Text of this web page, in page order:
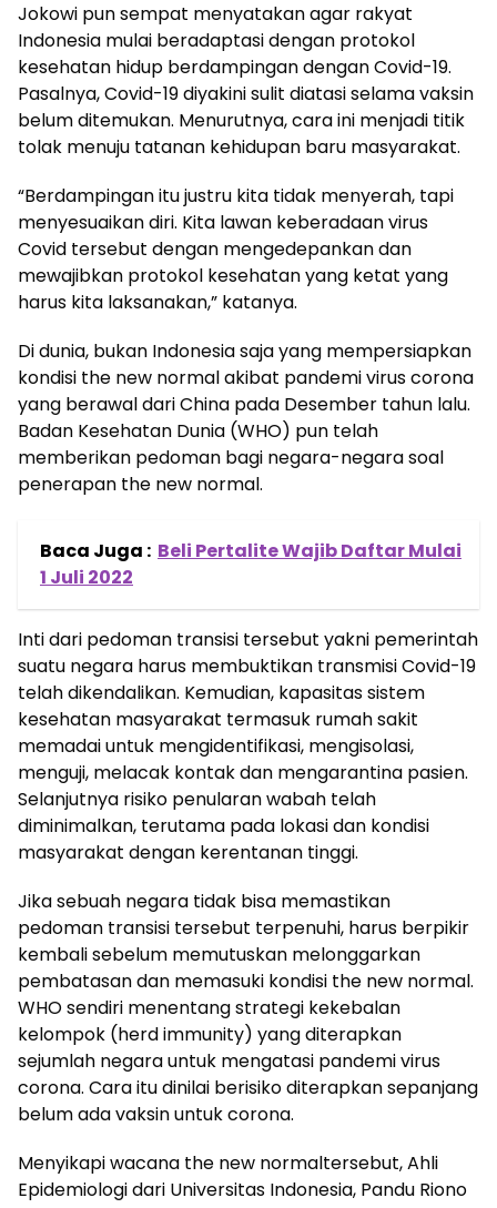
Jokowi pun sempat menyatakan agar rakyat
Indonesia mulai beradaptasi dengan protokol
kesehatan hidup berdampingan dengan Covid-19.
Pasalnya, Covid-19 diyakini sulit diatasi selama vaksin
belum ditemukan. Menurutnya, cara ini menjadi titik
tolak menuju tatanan kehidupan baru masyarakat.
“Berdampingan itu justru kita tidak menyerah, tapi
menyesuaikan diri. Kita lawan keberadaan virus
Covid tersebut dengan mengedepankan dan
mewajibkan protokol kesehatan yang ketat yang
harus kita laksanakan,” katanya.
Di dunia, bukan Indonesia saja yang mempersiapkan
kondisi the new normal akibat pandemi virus corona
yang berawal dari China pada Desember tahun lalu.
Badan Kesehatan Dunia (WHO) pun telah
memberikan pedoman bagi negara-negara soal
penerapan the new normal.
Baca Juga : Beli Pertalite Wajib Daftar Mulai
1 Juli 2022
Inti dari pedoman transisi tersebut yakni pemerintah
suatu negara harus membuktikan transmisi Covid-19
telah dikendalikan. Kemudian, kapasitas sistem
kesehatan masyarakat termasuk rumah sakit
memadai untuk mengidentifikasi, mengisolasi,
menguji, melacak kontak dan mengarantina pasien.
Selanjutnya risiko penularan wabah telah
diminimalkan, terutama pada lokasi dan kondisi
masyarakat dengan kerentanan tinggi.
Jika sebuah negara tidak bisa memastikan
pedoman transisi tersebut terpenuhi, harus berpikir
kembali sebelum memutuskan melonggarkan
pembatasan dan memasuki kondisi the new normal.
WHO sendiri menentang strategi kekebalan
kelompok (herd immunity) yang diterapkan
sejumlah negara untuk mengatasi pandemi virus
corona. Cara itu dinilai berisiko diterapkan sepanjang
belum ada vaksin untuk corona.
Menyikapi wacana the new normaltersebut, Ahli
Epidemiologi dari Universitas Indonesia, Pandu Riono